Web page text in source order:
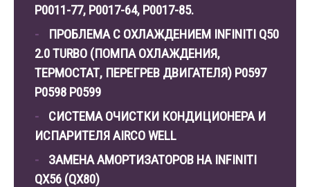
Р0011-77, P0017-64, P0017-85.
ПРОБЛЕМА С ОХЛАЖДЕНИЕМ INFINITI Q50
2.0 TURBO (ПОМПА ОХЛАЖДЕНИЯ,
ТЕРМОСТАТ, ПЕРЕГРЕВ ДВИГАТЕЛЯ) P0597
P0598 P0599
СИСТЕМА ОЧИСТКИ КОНДИЦИОНЕРА И
ИСПАРИТЕЛЯ AIRCO WELL
ЗАМЕНА АМОРТИЗАТОРОВ НА INFINITI
QX56 (QX80)